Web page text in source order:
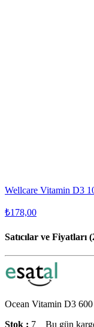
Wellcare Vitamin D3
₺178,00
Satıcılar ve Fiyatları
Ocean Vitamin D3
Stok : 7 Bu gün